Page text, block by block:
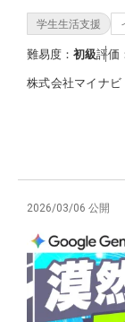
学生生活支援
難易度： 初級評価
株式会社マイナビ
2026/03/06 公開